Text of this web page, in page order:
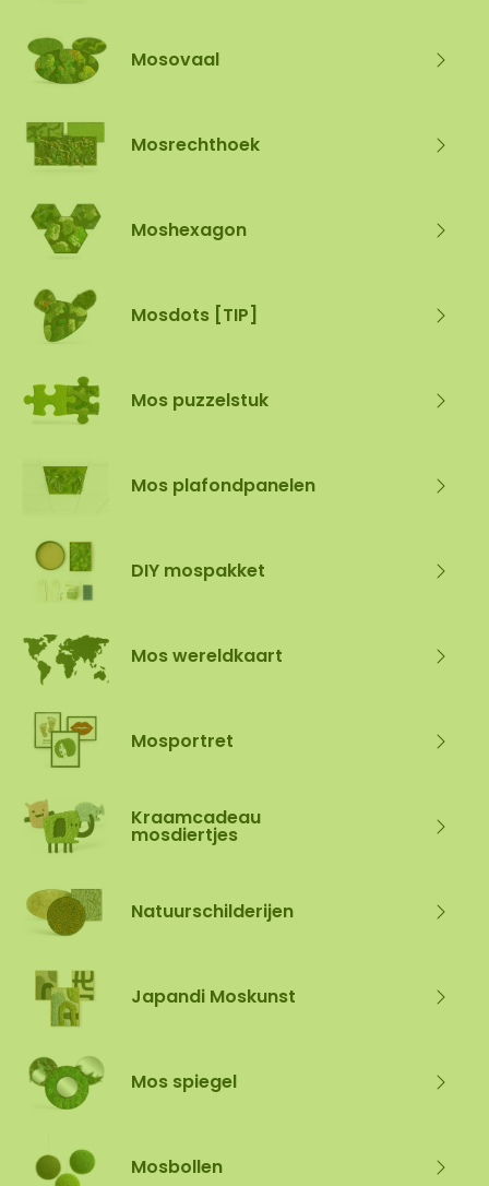
Mosovaal
Mosrechthoek
Moshexagon
Mosdots [TIP]
Mos puzzelstuk
Mos plafondpanelen
DIY mospakket
Mos wereldkaart
Mosportret
Kraamcadeau
mosdiertjes
Natuurschilderijen
Japandi Moskunst
Mos spiegel
Mosbollen